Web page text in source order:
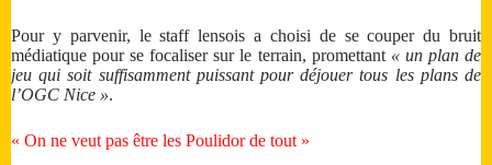
Pour y parvenir, le staff lensois a choisi de se couper du bruit
médiatique pour se focaliser sur le terrain, promettant « un plan de
jeu qui soit suffisamment puissant pour déjouer tous les plans de
l’OGC Nice ».
« On ne veut pas être les Poulidor de tout »